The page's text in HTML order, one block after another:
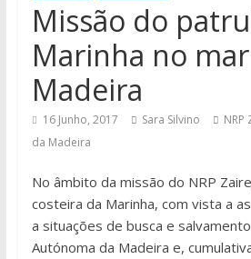
Missão do
Marinha no
Madeira
16 Junho, 2017 Sara Silvino NRP
da Madeira
No âmbito da missão do NRP
costeira da Marinha, com vista a
a situações de busca e
Autónoma da Madeira e,